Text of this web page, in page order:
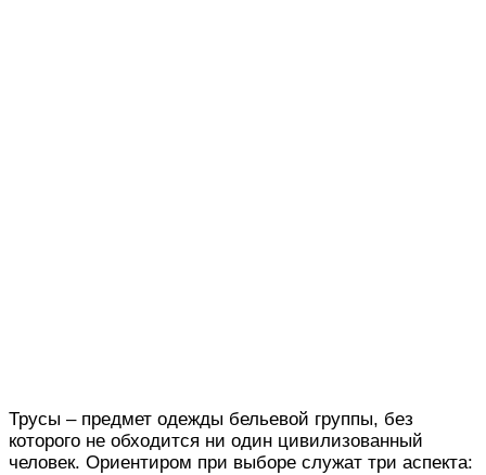
Трусы – предмет одежды бельевой группы, без
которого не обходится ни один цивилизованный
человек. Ориентиром при выборе служат три аспекта: